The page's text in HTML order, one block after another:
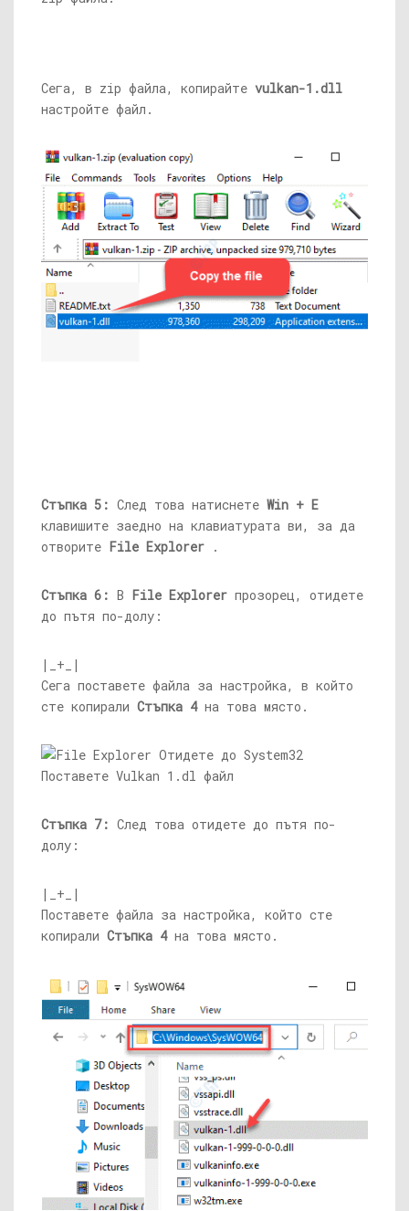
Сега, в zip файла, копирайте vulkan-1.dll
настройте файл.
Стъпка 5: След това натиснете Win + E
клавишите заедно на клавиатурата ви, за да
отворите File Explorer .
Стъпка 6: В File Explorer прозорец, отидете
до пътя по-долу:
|_+_|
Сега поставете файла за настройка, в който
сте копирали Стъпка 4на това място.
Стъпка 7: След това отидете до пътя по-
долу:
|_+_|
Поставете файла за настройка, който сте
копирали Стъпка 4на това място.